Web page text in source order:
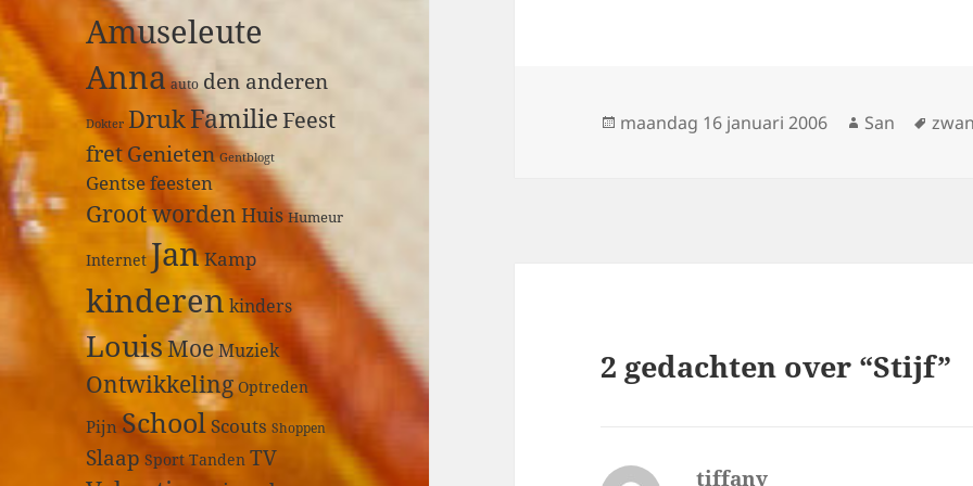
a
r
Amuseleute
Anna auto den anderen
Dokter DrukFamilieFeest
fretGenieten Gentblogt
Gentse feesten
Groot worden Huis Humeur
Internet JanKamp
kinderenkinders
LouisMoeMuziek
Ontwikkeling Optreden
Pijn SchoolScouts Shoppen
Slaap Sport Tanden TV
Geplaatst
maandag 16 januari 2006 Auteur
San Tags
2 gedachten over “Stijf”
tiffany